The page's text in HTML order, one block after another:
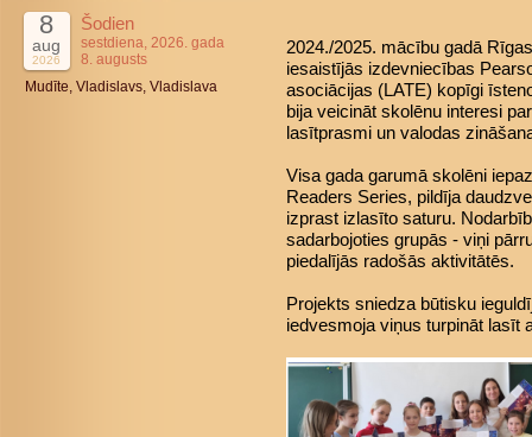
8
aug
2026
Šodien
sestdiena, 2026. gada
8. augusts
Mudīte, Vladislavs, Vladislava
2024./2025. mācību gadā
iesaistījās izdevniecības
asociācijas (LATE) kopīgi
bija veicināt skolēnu interesi
lasītprasmi un valodas
Visa gada garumā skolēni
Readers Series, pildīja
izprast izlasīto saturu.
sadarbojoties grupās - viņi
piedalījās radošās aktivitātēs.
Projekts sniedza būtisku
iedvesmoja viņus turpināt lasīt